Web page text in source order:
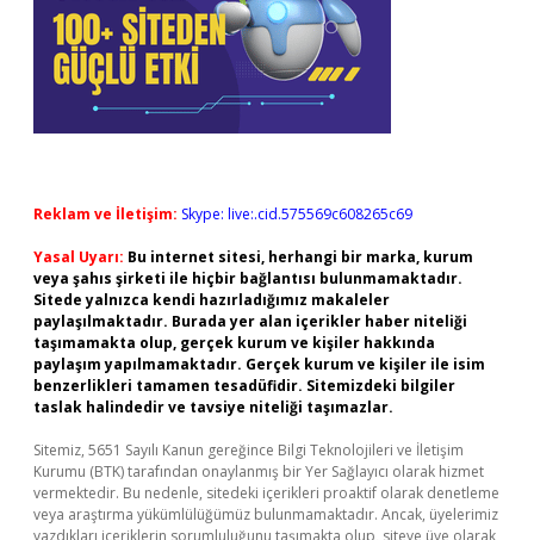
Reklam ve İletişim: Skype: live:.cid.575569c608265c69
Yasal Uyarı: Bu internet sitesi, herhangi bir marka, kurum
veya şahıs şirketi ile hiçbir bağlantısı bulunmamaktadır.
Sitede yalnızca kendi hazırladığımız makaleler
paylaşılmaktadır. Burada yer alan içerikler haber niteliği
taşımamakta olup, gerçek kurum ve kişiler hakkında
paylaşım yapılmamaktadır. Gerçek kurum ve kişiler ile isim
benzerlikleri tamamen tesadüfidir. Sitemizdeki bilgiler
taslak halindedir ve tavsiye niteliği taşımazlar.
Sitemiz, 5651 Sayılı Kanun gereğince Bilgi Teknolojileri ve İletişim
Kurumu (BTK) tarafından onaylanmış bir Yer Sağlayıcı olarak hizmet
vermektedir. Bu nedenle, sitedeki içerikleri proaktif olarak denetleme
veya araştırma yükümlülüğümüz bulunmamaktadır. Ancak, üyelerimiz
yazdıkları içeriklerin sorumluluğunu taşımakta olup, siteye üye olarak